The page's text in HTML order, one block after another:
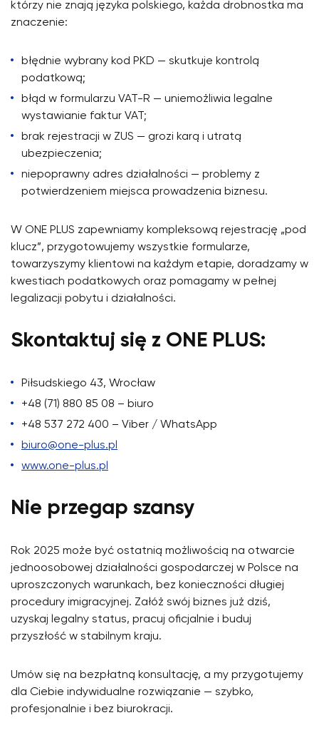
którzy nie znają języka polskiego, każda drobnostka ma
znaczenie:
błędnie wybrany kod PKD — skutkuje kontrolą
podatkową;
błąd w formularzu VAT-R — uniemożliwia legalne
wystawianie faktur VAT;
brak rejestracji w ZUS — grozi karą i utratą
ubezpieczenia;
niepoprawny adres działalności — problemy z
potwierdzeniem miejsca prowadzenia biznesu.
W ONE PLUS zapewniamy kompleksową rejestrację „pod
klucz”, przygotowujemy wszystkie formularze,
towarzyszymy klientowi na każdym etapie, doradzamy w
kwestiach podatkowych oraz pomagamy w pełnej
legalizacji pobytu i działalności.
Skontaktuj się z ONE PLUS:
Piłsudskiego 43, Wrocław
+48 (71) 880 85 08 – biuro
+48 537 272 400 – Viber / WhatsApp
biuro@one-plus.pl
www.one-plus.pl
Nie przegap szansy
Rok 2025 może być ostatnią możliwością na otwarcie
jednoosobowej działalności gospodarczej w Polsce na
uproszczonych warunkach, bez konieczności długiej
procedury imigracyjnej. Załóż swój biznes już dziś,
uzyskaj legalny status, pracuj oficjalnie i buduj
przyszłość w stabilnym kraju.
Umów się na bezpłatną konsultację, a my przygotujemy
dla Ciebie indywidualne rozwiązanie — szybko,
profesjonalnie i bez biurokracji.